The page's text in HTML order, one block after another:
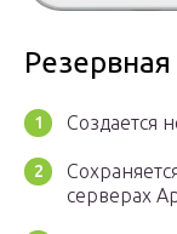
Создается
серверах